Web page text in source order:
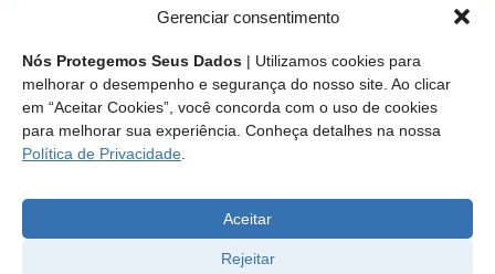
Gerenciar consentimento
Nós Protegemos Seus Dados | Utilizamos cookies para
melhorar o desempenho e segurança do nosso site. Ao clicar
em “Aceitar Cookies”, você concorda com o uso de cookies
para melhorar sua experiência. Conheça detalhes na nossa
Política de Privacidade
Aceitar
Rejeitar
Endereço: SCS, Quadra 02, Bloco D, Ed. Oscar Niemeyer,
9º Andar CEP 70.316-900 - Brasília/DF
Central de Atendimento ao Técnico:0800 016-1515